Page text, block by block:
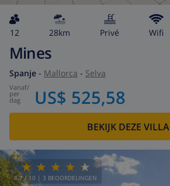
12 28km privé wifi
Mines
Spanje - Mallorca - Selva
vanaf/
per
dag US$ 525,58
BEKIJK DEZE VILLA
8.7/ 10 | 3 BEOORDELINGEN